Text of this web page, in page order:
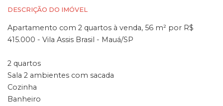
DESCRIÇÃO DO IMÓVEL
Apartamento com 2 quartos à venda, 56 m² por R$
415.000 - Vila Assis Brasil - Mauá/SP
2 quartos
Sala 2 ambientes com sacada
Cozinha
Banheiro